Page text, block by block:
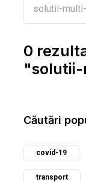
0
Căutări
covid-19
transport